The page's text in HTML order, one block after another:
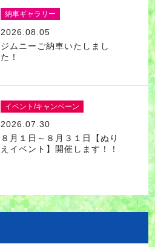
納車ギャラリー
2026.08.05
ジムニーご納車いたしまし
た！
イベント/キャンペーン
2026.07.30
８月１日～８月３１日【ぬり
えイベント】開催します！！